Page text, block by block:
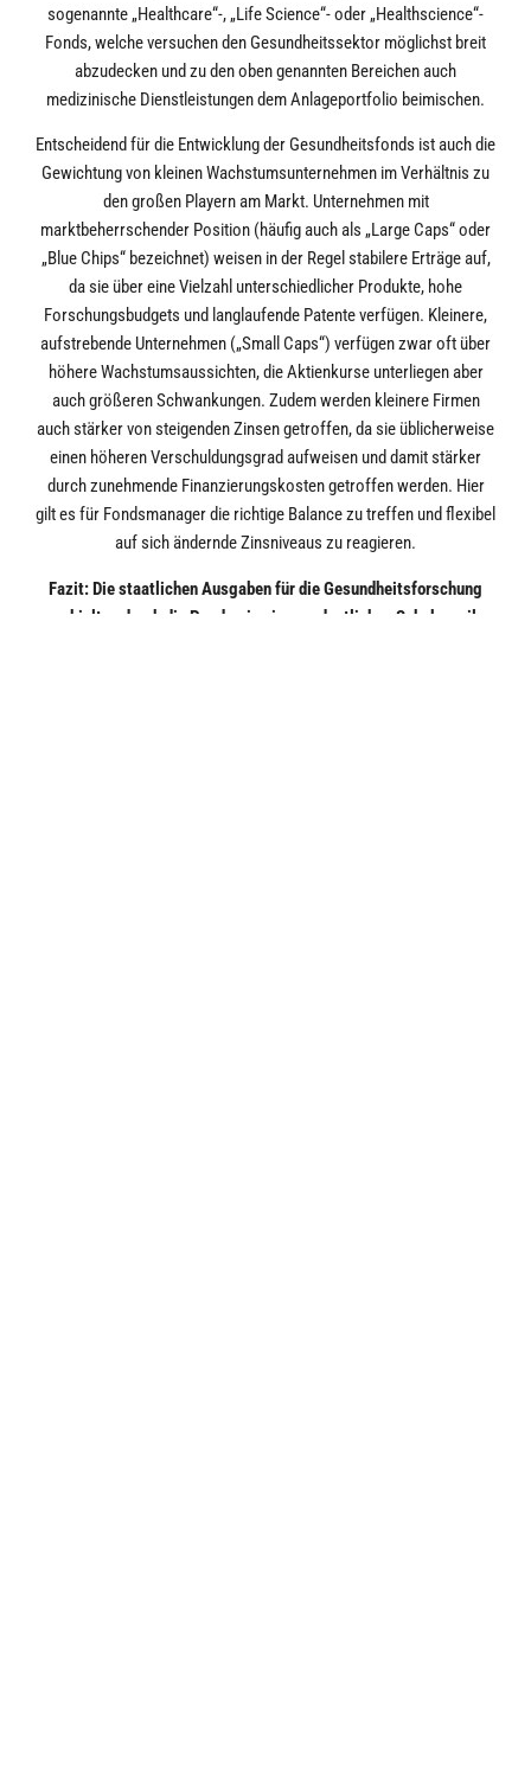
sogenannte „Healthcare“-, „Life Science“- oder „Healthscience“-
Fonds, welche versuchen den Gesundheitssektor möglichst breit
abzudecken und zu den oben genannten Bereichen auch
medizinische Dienstleistungen dem Anlageportfolio beimischen.
Entscheidend für die Entwicklung der Gesundheitsfonds ist auch die
Gewichtung von kleinen Wachstumsunternehmen im Verhältnis zu
den großen Playern am Markt. Unternehmen mit
marktbeherrschender Position (häufig auch als „Large Caps“ oder
„Blue Chips“ bezeichnet) weisen in der Regel stabilere Erträge auf,
da sie über eine Vielzahl unterschiedlicher Produkte, hohe
Forschungsbudgets und langlaufende Patente verfügen. Kleinere,
aufstrebende Unternehmen („Small Caps“) verfügen zwar oft über
höhere Wachstumsaussichten, die Aktienkurse unterliegen aber
auch größeren Schwankungen. Zudem werden kleinere Firmen
auch stärker von steigenden Zinsen getroffen, da sie üblicherweise
einen höheren Verschuldungsgrad aufweisen und damit stärker
durch zunehmende Finanzierungskosten getroffen werden. Hier
gilt es für Fondsmanager die richtige Balance zu treffen und flexibel
auf sich ändernde Zinsniveaus zu reagieren.
Fazit: Die staatlichen Ausgaben für die Gesundheitsforschung
erhielten durch die Pandemie einen ordentlichen Schub, weil